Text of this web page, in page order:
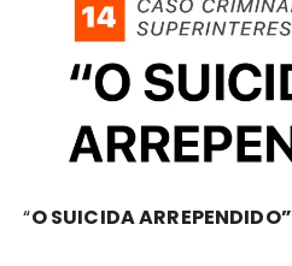
“O SUICIDA ARREPENDIDO”